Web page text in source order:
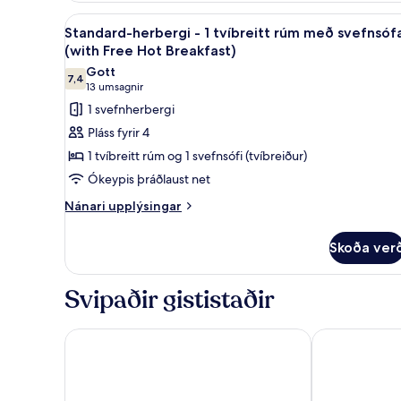
Breakfast)
1
tvíbreitt
rúm
(with
Free
Hot
Breakfast)
Skoða
allar
myndir
fyrir
Standard-
herbergi
-
1
tvíbreitt
rúm
(with
Free
Hot
Breakfast)
Standard-herbergi - 1
6
Standard-herbergi - 1 tvíbreitt rúm með
(with Free Hot Breakfast)
7,47,4 af 10
Gott
13 umsagnir
(13
umsagnir)
1 svefnherbergi
Pláss fyrir 4
1 tvíbreitt rúm og 1 svefnsófi (tvíbreiður)
Ókeypis þráðlaust net
Nánari upplýsingar
Nánari
herbergi
1
tvíbreitt
rúm
Skoða
Svipaðir gististaðir
Antoinette Hotel Wimbledon Premier Inn